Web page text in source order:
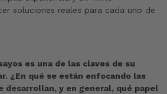
soluciones reales para cada uno de
es una de las claves de su
¿En qué se están enfocando las
desarrollan, y en general, qué papel